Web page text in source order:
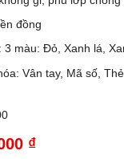
đồng
3 màu: Đỏ, Xanh lá,
Vân tay, Mã số,
₫